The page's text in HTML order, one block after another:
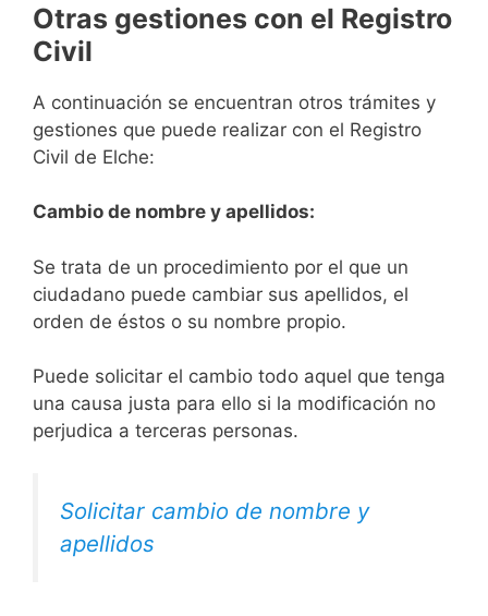
Otras gestiones con el Registro
Civil
A continuación se encuentran otros trámites y
gestiones que puede realizar con el Registro
Civil de Elche:
Cambio de nombre y apellidos:
Se trata de un procedimiento por el que un
ciudadano puede cambiar sus apellidos, el
orden de éstos o su nombre propio.
Puede solicitar el cambio todo aquel que tenga
una causa justa para ello si la modificación no
perjudica a terceras personas.
Solicitar cambio de nombre y
apellidos